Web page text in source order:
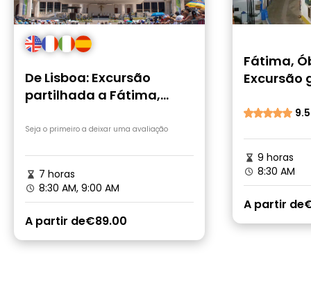
De Lisboa: Excursão
partilhada a Fátima,
Seja o primeiro a deixar uma avaliação
7 horas
8:30 AM, 9:00 AM
A partir de€89.00
Fátima,
Excursão
dia
9.5
9 horas
8:30 AM
A partir de